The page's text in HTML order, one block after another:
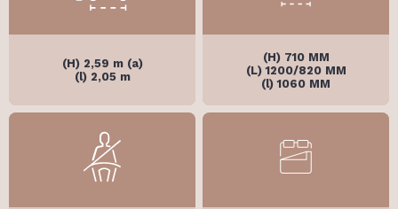
(H) 2,59 m (a)
(l) 2,05 m
(H) 710 MM
(L) 1200/820 MM
(l) 1060 MM